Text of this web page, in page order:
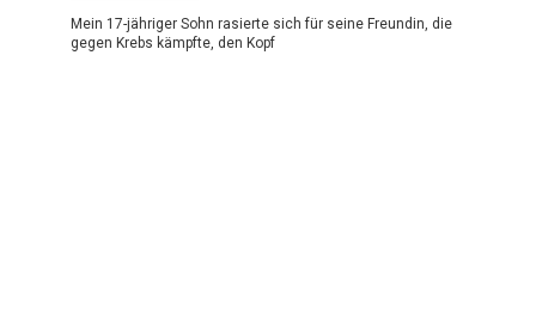
Mein 17-jähriger Sohn rasierte sich für seine Freundin, die
gegen Krebs kämpfte, den Kopf